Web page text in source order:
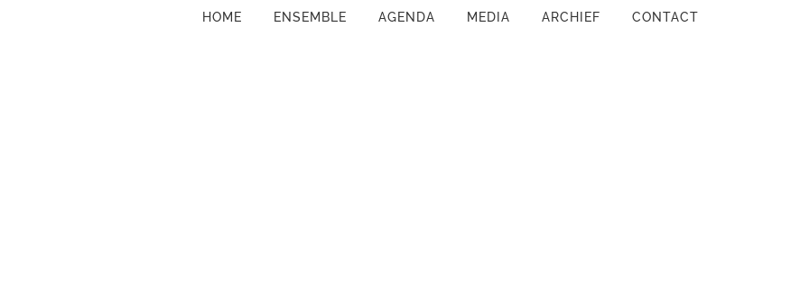
HOME ENSEMBLE AGENDA MEDIA ARCHIEF CONTACT